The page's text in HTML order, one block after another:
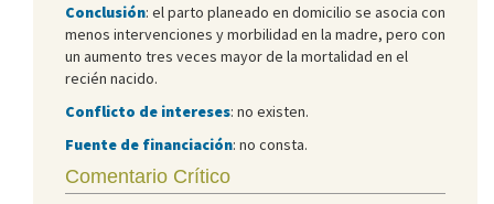
Conclusión: el parto planeado en domicilio se asocia con
menos intervenciones y morbilidad en la madre, pero con
un aumento tres veces mayor de la mortalidad en el
recién nacido.
Conflicto de intereses: no existen.
Fuente de financiación: no consta.
Comentario Crítico